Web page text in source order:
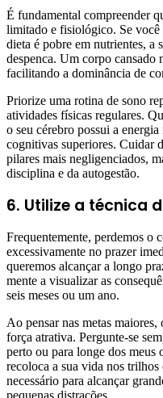
É fundamental compreender
limitado e fisiológico. Se você
dieta é pobre em nutrientes, a
despenca. Um corpo cansado
facilitando a dominância de
Priorize uma rotina de sono
atividades físicas regulares.
o seu cérebro possui a
cognitivas superiores. Cuidar
pilares mais negligenciados,
disciplina e da autogestão.
6. Utilize a técnica
Frequentemente, perdemos o
excessivamente no prazer
queremos alcançar a longo
mente a visualizar as
seis meses ou um ano.
Ao pensar nas metas
força atrativa. Pergunte-se
perto ou para longe dos meus
recoloca a sua vida nos
necessário para alcançar